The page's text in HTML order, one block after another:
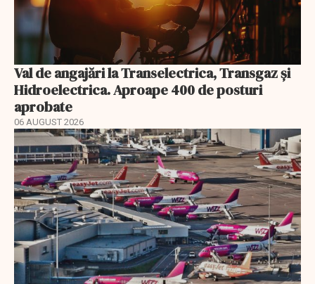
Val de angajări la Transelectrica, Transgaz și
Hidroelectrica. Aproape 400 de posturi
aprobate
06 AUGUST 2026